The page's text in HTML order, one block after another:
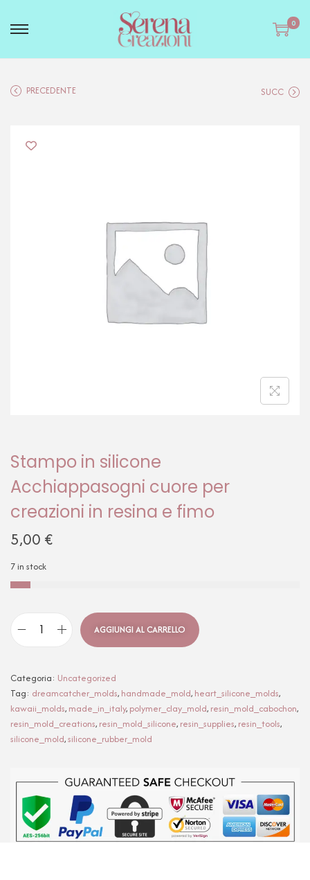
0
PRECEDENTE SUCC
Stampo in silicone
Acchiappasogni cuore per
creazioni in resina e fimo
5,00 €
7 in stock
AGGIUNGI AL CARRELLO
Categoria: Uncategorized
Tag: dreamcatcher_molds, handmade_mold, heart_silicone_molds,
kawaii_molds, made_in_italy, polymer_clay_mold, resin_mold_cabochon,
resin_mold_creations, resin_mold_silicone, resin_supplies, resin_tools,
silicone_mold,silicone_rubber_mold